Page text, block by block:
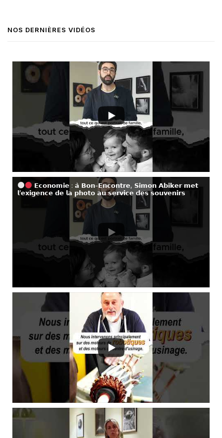
NOS DERNIÈRES VIDÉOS
𝗘𝗰𝗼𝗻𝗼𝗺𝗶𝗲 : 𝗮̀ 𝗕𝗼𝗻-𝗘𝗻𝗰𝗼𝗻𝘁𝗿𝗲, 𝗦𝗶𝗺𝗼𝗻 𝗔𝗯𝗶𝗸𝗲𝗿 𝗺𝗲𝘁
𝗹’𝗲𝘅𝗶𝗴𝗲𝗻𝗰𝗲 𝗱𝗲 𝗹𝗮 𝗽𝗵𝗼𝘁𝗼 𝗮𝘂 𝘀𝗲𝗿𝘃𝗶𝗰𝗲 𝗱𝗲𝘀 𝘀𝗼𝘂𝘃𝗲𝗻𝗶𝗿𝘀